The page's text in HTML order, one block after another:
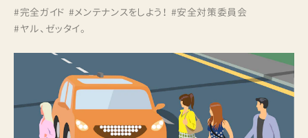
#完全ガイド #メンテナンスをしよう！ #安全対策委員会
#ヤル、ゼッタイ。